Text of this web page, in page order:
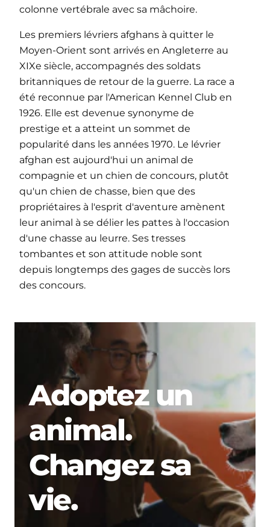
colonne vertébrale avec sa mâchoire.
Les premiers lévriers afghans à quitter le
Moyen-Orient sont arrivés en Angleterre au
XIXe siècle, accompagnés des soldats
britanniques de retour de la guerre. La race a
été reconnue par l'American Kennel Club en
1926. Elle est devenue synonyme de
prestige et a atteint un sommet de
popularité dans les années 1970. Le lévrier
afghan est aujourd'hui un animal de
compagnie et un chien de concours, plutôt
qu'un chien de chasse, bien que des
propriétaires à l'esprit d'aventure amènent
leur animal à se délier les pattes à l'occasion
d'une chasse au leurre. Ses tresses
tombantes et son attitude noble sont
depuis longtemps des gages de succès lors
des concours.
Adoptez un
animal.
Changez sa
vie.